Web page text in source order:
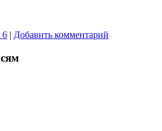
6 | Добавить комментарий